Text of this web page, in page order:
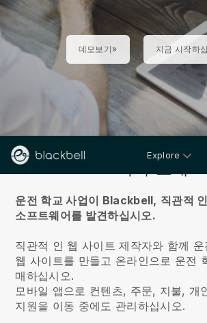
데모보기» 지금 시작하
Explore
운전 학교 사업이 Blackbell, 직관적
소프트웨어를 발견하십시오.
직관적 인 웹 사이트 제작자와 함께
웹 사이트를 만들고 온라인으로 운전
매하십시오.
모바일 앱으로 컨텐츠, 주문, 지불, 개
지원을 이동 중에도 관리하십시오.